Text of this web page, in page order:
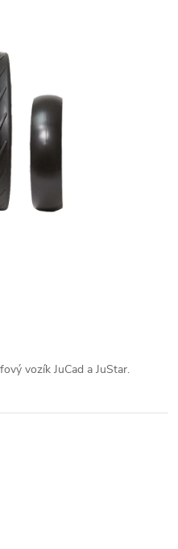
vozík JuCad a JuStar.